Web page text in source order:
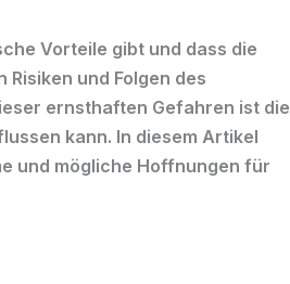
Vorteile gibt und dass die
und Folgen des
ernsthaften Gefahren ist die
kann. In diesem Artikel
und mögliche Hoffnungen für